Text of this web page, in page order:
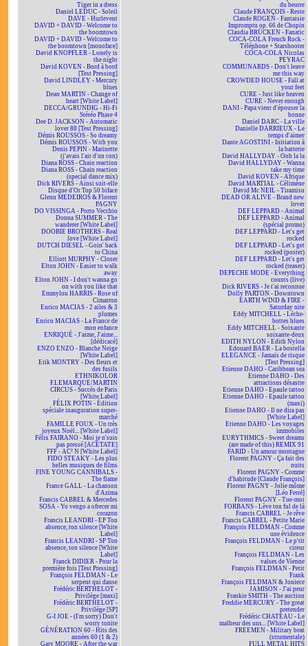
Tiger in a dress
Daniel LEDUC - Soleil
DAVE - Hurlevent
DAVID + DAVID - Welcome to
the boomtown
DAVID + DAVID - Welcome to
the boomtown [monoface]
David KNOPFLER - Lonely is
the night
David KOVEN - Bord à bord
[Test Pressing]
David LINDLEY - Mercury
blues
Dean MARTIN - Change of
heart [White Label]
DECCA/GRUNDIG - Hi-Fi
Stéréo Phase 4
Dee D. JACKSON - Automatic
lover 88 [Test Pressing]
Démis ROUSSOS - So dreamy
Démis ROUSSOS - With you
Denis PEPIN - Marinette
(j'avais l'air d'un con)
Diana ROSS - Chain reaction
Diana ROSS - Chain reaction
(special dance mix)
Dick RIVERS - Ainsi soit-elle
Disque d'Or Top 50 biface
Glenn MEDEIROS & Florent
PAGNY
DO VISSINGA - Porto Vecchio
Donna SUMMER - The
wanderer [White Label]
DOOBIE BROTHERS - Real
love [White Label]
DUTCH DIESEL - Goin' back
to China
Elliott MURPHY - Closer
Elton JOHN - Easier to walk
away
Elton JOHN - I don't wanna go
on with you like that
Emmylou HARRIS - Rose of
Cimarron
Enrico MACIAS - 2 ailes & 3
plumes
Enrico MACIAS - La France de
mon enfance
ENRIQUÉ - J'aime, J'aime...
[dédicacé]
ENZO ENZO - Blanche Neige
[White Label]
Erik MONTRY - Des fleurs et
des fusils
ETHNIKOLOR
F.LEMARQUE/MARTIN
CIRCUS - Succès de Paris
[White Label]
FÉLIX POTIN - Édition
spéciale inauguration super-
marché
FAMILLE FOUX - Un très
joyeux Noël... [White Label]
Félix FAIRANO - Moi je n'suis
pas pressé [ACÉTATE]
FFF - AC² N [White Label]
FIDO STEAKY - Les plus
belles musiques de films
FINE YOUNG CANNIBALS -
The flame
France GALL - La chanson
d'Azima
Francis CABREL & Mercedes
SOSA - Yo vengo a ofrecer mi
corazon
Francis LEANDRI - EP Ton
absence, ton silence [White
Label]
Francis LEANDRI - SP Ton
absence, ton silence [White
Label]
Franck DIDIER - Pour la
première fois [Test Pressing]
François FELDMAN - Le
serpent qui danse
Frédéric BERTHELOT -
Privilège [maxi]
Frédéric BERTHELOT -
Privilège [SP]
G-I JOE - (I'm sorry) Don't
worry tonite
GÉNÉRATION 60 - Hits des
années 60 (1 & 2)
Gary MOORE - After the war
du beurre
Claude FRANÇOIS - Reste
Claude ROGEN - Fantaisie
Impromptu op. 66 de Chopin
Claudia BRÜCKEN - Fanatic
COCA-COLA French Rock -
Téléphone + Starshooter
COCA-COLA Nicolas
PEYRAC
COMMUNARDS - Don't leave
me this way
CROWDED HOUSE - Fall at
your feet
CURE - Just like heaven
CURE - Never enough
DANI - Papa vient d'épouser la
bonne
Daniel DARC - La ville
Danielle DARRIEUX - Le
temps d'aimer
Dante AGOSTINI - Initiation à
la batterie
David HALLYDAY - Ooh la la
David HALLYDAY - Wanna
take my time
David KOVEN - Afrique
David MARTIAL - Célimène
David Mc NEIL - Tiramisu
DEAD OR ALIVE - Brand new
lover
DEF LEPPARD - Animal
DEF LEPPARD - Animal
(spécial promo)
DEF LEPPARD - Let's get
rocked
DEF LEPPARD - Let's get
rocked (poster)
DEF LEPPARD - Let's get
rocked (teaser)
DEPECHE MODE - Everything
counts (live)
Dick RIVERS - Je t'ai reconnue
Dolly PARTON - Downtown
EARTH WIND & FIRE -
Saturday nite
Eddy MITCHELL - Lèche-
bottes blues
Eddy MITCHELL - Soixante
soixante-deux
EDITH NYLON - Edith Nylon
Edouard BAER - La bostella
ELEGANCE - Jamais de risque
[Test Pressing]
Etienne DAHO - Caribbean sea
Etienne DAHO - Des
attractions désastre
Etienne DAHO - Epaule tattoo
Etienne DAHO - Epaule tattoo
(maxi)
Etienne DAHO - Il ne dira pas
[White Label]
Etienne DAHO - Les voyages
immobiles
EURYTHMICS - Sweet dreams
(are made of this) REMIX 91
FARID - Un amour montagne
Florent PAGNY - Ça fait des
nuits
Florent PAGNY - Comme
d'habitude [Claude François]
Florent PAGNY - Jolie môme
[Léo Ferré]
Florent PAGNY - Tue-moi
FORBANS - Lève ton ful de là
Francis CABREL - Je rêve
Francis CABREL - Petite Marie
François FELDMAN - Comme
une évidence
François FELDMAN - Le p'tit
cireur
François FELDMAN - Les
valses de Vienne
François FELDMAN - Petit
Frank
François FELDMAN & Joniece
JAMISON - J'ai peur
Frankie SMITH - The auction
Freddie MERCURY - The great
pretender
Frédéric CHATEAU - Le
malheur des uns... [White Label]
FREEMEN - Military beat
(strumentale)
FULL METAL HITS